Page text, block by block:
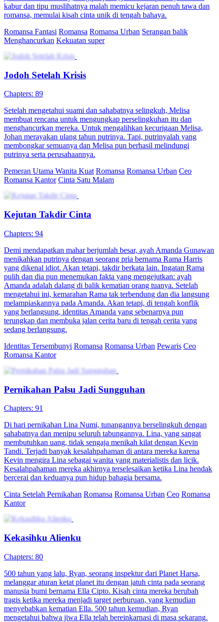
kabur dan tipu muslihatnya malah memicu kejaran penuh tawa dan
romansa, memulai kisah cinta unik di tengah bahaya.
Romansa Fantasi Romansa Romansa Urban Serangan balik
Menghancurkan Kekuatan super
Jodoh Setelah Krisis
Chapters: 89
Setelah mengetahui suami dan sahabatnya selingkuh, Melisa
membuat rencana untuk mengungkap perselingkuhan itu dan
menghancurkan mereka. Untuk mengalihkan kecurigaan Melisa,
Johan merayakan ulang tahun putrinya. Tapi, putrinyalah yang
membongkar semuanya dan Melisa pun berhasil melindungi
putrinya serta perusahaannya.
Pemeran Utama Wanita Kuat Romansa Romansa Urban Ceo
Romansa Kantor Cinta Satu Malam
Kejutan Takdir Cinta
Chapters: 94
Demi mendapatkan mahar berjumlah besar, ayah Amanda Gunawan
menikahkan putrinya dengan seorang pria bernama Rama Harris
yang dikenal idiot. Akan tetapi, takdir berkata lain. Ingatan Rama
pulih dan dia pun menemukan fakta yang mengejutkan: ayah
Amanda adalah dalang di balik kematian orang tuanya. Setelah
mengetahui ini, kemarahan Rama tak terbendung dan dia langsung
melampiaskannya pada Amanda. Akan tetapi, di tengah konflik
yang berlangsung, identitas Amanda yang sebenarnya pun
terungkap dan membuka jalan cerita baru di tengah cerita yang
sedang berlangsung.
Identitas Tersembunyi Romansa Romansa Urban Pewaris Ceo
Romansa Kantor
Pernikahan Palsu Jadi Sungguhan
Chapters: 91
Di hari pernikahan Lina Numi, tunangannya berselingkuh dengan
sahabatnya dan menipu seluruh tabungannya. Lina, yang sangat
membutuhkan uang, tidak sengaja menikah kilat dengan Kevin
Tandi. Terjadi banyak kesalahpahaman di antara mereka karena
Kevin mengira Lina sebagai wanita yang materialistis dan licik.
Kesalahpahaman mereka akhirnya terselesaikan ketika Lina hendak
bercerai dan keduanya pun hidup bahagia bersama.
Cinta Setelah Pernikahan Romansa Romansa Urban Ceo Romansa
Kantor
Kekasihku Alienku
Chapters: 80
500 tahun yang lalu, Ryan, seorang inspektur dari Planet Harsa,
melanggar aturan ketat planet itu dengan jatuh cinta pada seorang
manusia bumi bernama Ella Cipto. Kisah cinta mereka berubah
tragis ketika mereka menjadi target perburuan, yang kemudian
menyebabkan kematian Ella. 500 tahun kemudian, Ryan
mengetahui bahwa jiwa Ella telah bereinkarnasi di masa sekarang.